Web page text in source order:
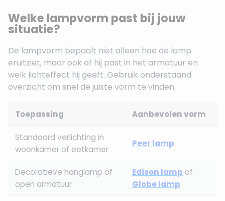
Welke lampvorm past bij jouw
situatie?
De lampvorm bepaalt niet alleen hoe de lamp
eruitziet, maar ook of hij past in het armatuur en
welk lichteffect hij geeft. Gebruik onderstaand
overzicht om snel de juiste vorm te vinden:
Toepassing Aanbevolen vorm
Standaard verlichting in
woonkamer of eetkamer
Peer lamp
Decoratieve hanglamp of
open armatuur
Edison lamp of
Globe lamp